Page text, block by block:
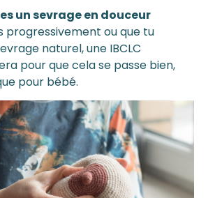
un sevrage en douceur
progressivement ou que tu
naturel, une IBCLC
pour que cela se passe bien,
pour bébé.